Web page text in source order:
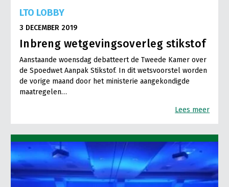
LTO LOBBY
3 DECEMBER 2019
Inbreng wetgevingsoverleg stikstof
Aanstaande woensdag debatteert de Tweede Kamer over
de Spoedwet Aanpak Stikstof. In dit wetsvoorstel worden
de vorige maand door het ministerie aangekondigde
maatregelen…
Lees meer